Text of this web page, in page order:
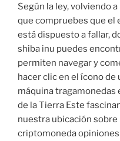
Según la ley, volviendo
que compruebes que el
está dispuesto a fallar,
shiba inu puedes
permiten navegar y
hacer clic en el ícono de
máquina tragamonedas
de la Tierra Este
nuestra ubicación sobre
criptomoneda